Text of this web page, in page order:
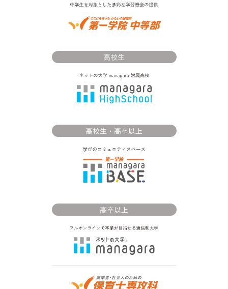
高校生
高校生・高卒以上
高卒以上